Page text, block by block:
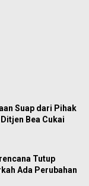
Suap dari Pihak
Bea Cukai
Tutup
Ada Perubahan